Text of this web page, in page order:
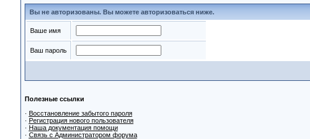
Вы не авторизованы. Вы можете авторизоваться ниже.
Ваше имя
Ваш пароль
Полезные ссылки
· Восстановление забытого пароля
· Регистрация нового пользователя
· Наша документация помощи
· Связь с Администратором форума